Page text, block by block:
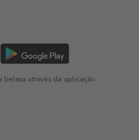
através da aplicação